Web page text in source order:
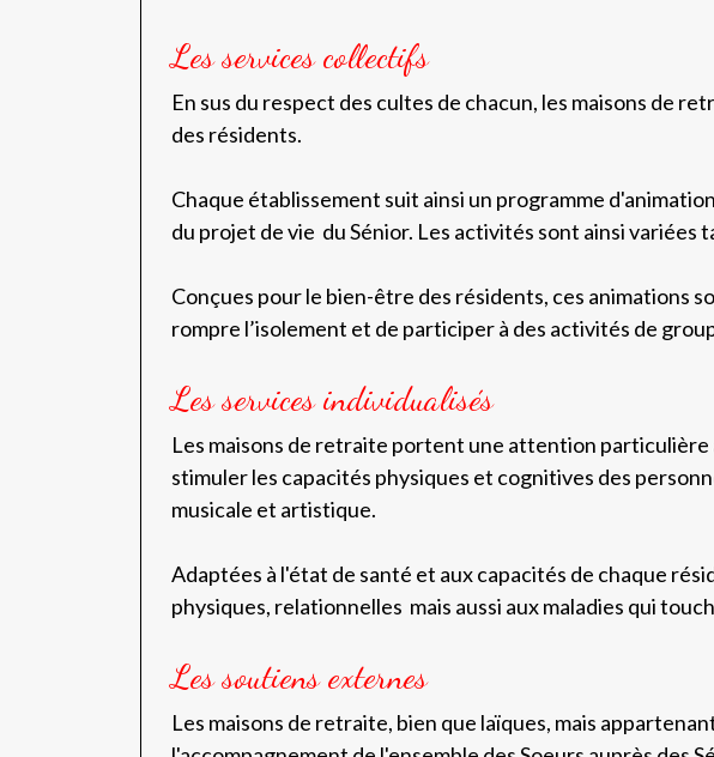
Les services collectifs
En sus du respect des cultes de chacun, les maisons de
des résidents.
Chaque établissement suit ainsi un programme
du projet de vie du Sénior. Les activités sont ainsi
Conçues pour le bien-être des résidents, ces animations
rompre l’isolement et de participer à des activités de
Les services individualisés
Les maisons de retraite portent une attention
stimuler les capacités physiques et cognitives des
musicale et artistique.
Adaptées à l'état de santé et aux capacités de chaque
physiques, relationnelles mais aussi aux maladies qui
Les soutiens externes
Les maisons de retraite, bien que laïques, mais